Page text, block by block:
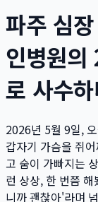
파주 심
인병원의
로 사수
2026년 5월 9일,
갑자기 가슴을 쥐
고 숨이 가빠지는
런 상상, 한 번쯤
니까 괜찮아'라며